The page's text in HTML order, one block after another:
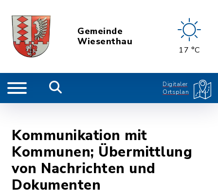
Gemeinde
Wiesenthau
17 °C
Digitaler
Ortsplan
Kommunikation mit
Kommunen; Übermittlung
von Nachrichten und
Dokumenten